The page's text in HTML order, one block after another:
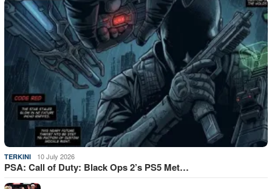
TERKINI 10 July 2026
PSA: Call of Duty: Black Ops 2’s PS5 Met…